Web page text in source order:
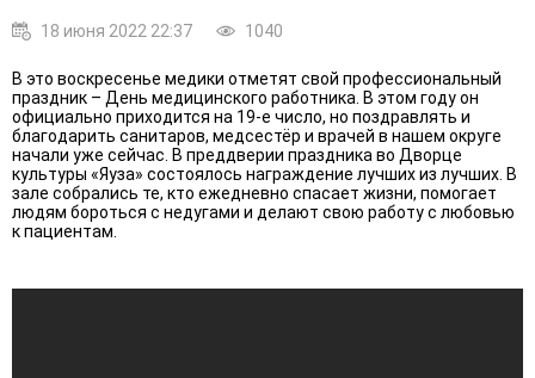
18 июня 2022 22:37 1040
В это воскресенье медики отметят свой профессиональный
праздник – День медицинского работника. В этом году он
официально приходится на 19-е число, но поздравлять и
благодарить санитаров, медсестёр и врачей в нашем округе
начали уже сейчас. В преддверии праздника во Дворце
культуры «Яуза» состоялось награждение лучших из лучших. В
зале собрались те, кто ежедневно спасает жизни, помогает
людям бороться с недугами и делают свою работу с любовью
к пациентам.